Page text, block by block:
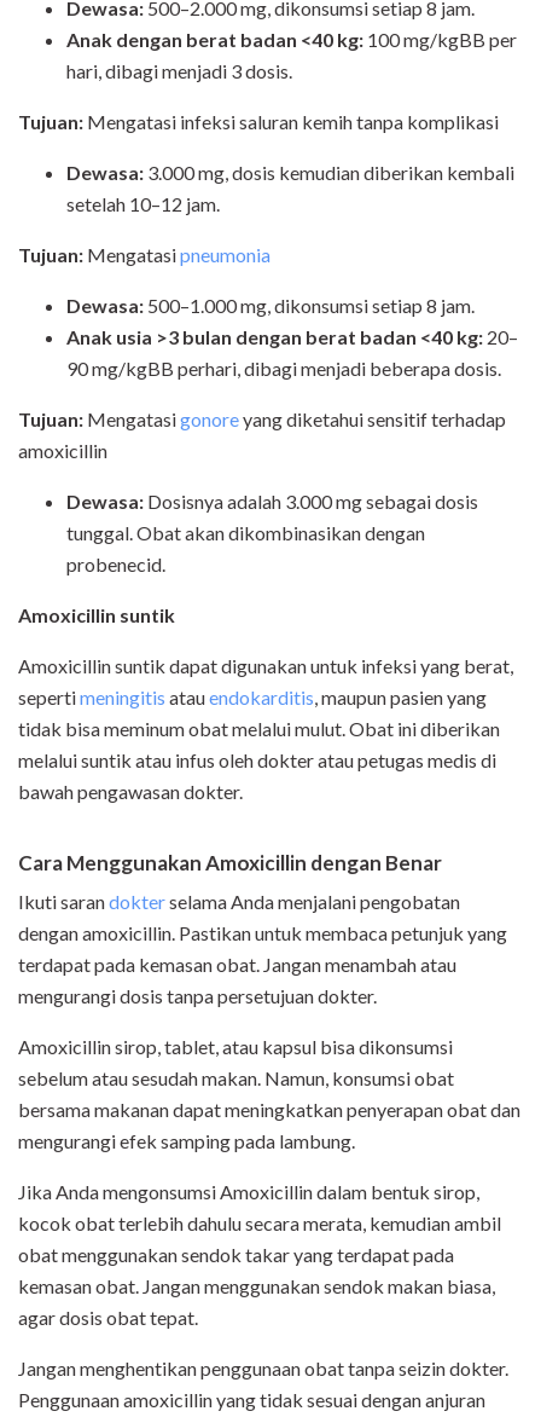
Dewasa: 500–2.000 mg, dikonsumsi setiap 8 jam.
Anak dengan berat badan <40 kg: 100 mg/kgBB per
hari, dibagi menjadi 3 dosis.
Tujuan: Mengatasi infeksi saluran kemih tanpa komplikasi
Dewasa: 3.000 mg, dosis kemudian diberikan kembali
setelah 10–12 jam.
Tujuan: Mengatasipneumonia
Dewasa: 500–1.000 mg, dikonsumsi setiap 8 jam.
Anak usia >3 bulan dengan berat badan <40 kg: 20–
90 mg/kgBB perhari, dibagi menjadi beberapa dosis.
Tujuan: Mengatasigonoreyang diketahui sensitif terhadap
amoxicillin
Dewasa: Dosisnya adalah 3.000 mg sebagai dosis
tunggal. Obat akan dikombinasikan dengan
probenecid.
Amoxicillin suntik
Amoxicillin suntik dapat digunakan untuk infeksi yang berat,
sepertimeningitis atauendokarditis , maupun pasien yang
tidak bisa meminum obat melalui mulut. Obat ini diberikan
melalui suntik atau infus oleh dokter atau petugas medis di
bawah pengawasan dokter.
Cara Menggunakan Amoxicillin dengan Benar
Ikuti sarandokterselama Anda menjalani pengobatan
dengan amoxicillin. Pastikan untuk membaca petunjuk yang
terdapat pada kemasan obat. Jangan menambah atau
mengurangi dosis tanpa persetujuan dokter.
Amoxicillin sirop, tablet, atau kapsul bisa dikonsumsi
sebelum atau sesudah makan. Namun, konsumsi obat
bersama makanan dapat meningkatkan penyerapan obat dan
mengurangi efek samping pada lambung.
Jika Anda mengonsumsi Amoxicillin dalam bentuk sirop,
kocok obat terlebih dahulu secara merata, kemudian ambil
obat menggunakan sendok takar yang terdapat pada
kemasan obat. Jangan menggunakan sendok makan biasa,
agar dosis obat tepat.
Jangan menghentikan penggunaan obat tanpa seizin dokter.
Penggunaan amoxicillin yang tidak sesuai dengan anjuran